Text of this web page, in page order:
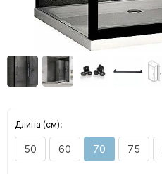
Длина (см):
50 60 70 75